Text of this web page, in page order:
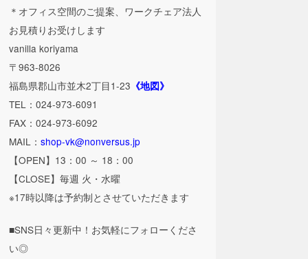
＊オフィス空間のご提案、ワークチェア法人
お見積りお受けします
vanilla koriyama
〒963-8026
福島県郡山市並木2丁目1-23 《地図》
TEL：024-973-6091
FAX：024-973-6092
MAIL：shop-vk@nonversus.jp
【OPEN】13：00 ～ 18：00
【CLOSE】毎週 火・水曜
※17時以降は予約制とさせていただきます
■SNS日々更新中！お気軽にフォローくださ
い◎